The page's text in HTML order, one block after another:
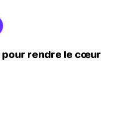
pour rendre le cœur